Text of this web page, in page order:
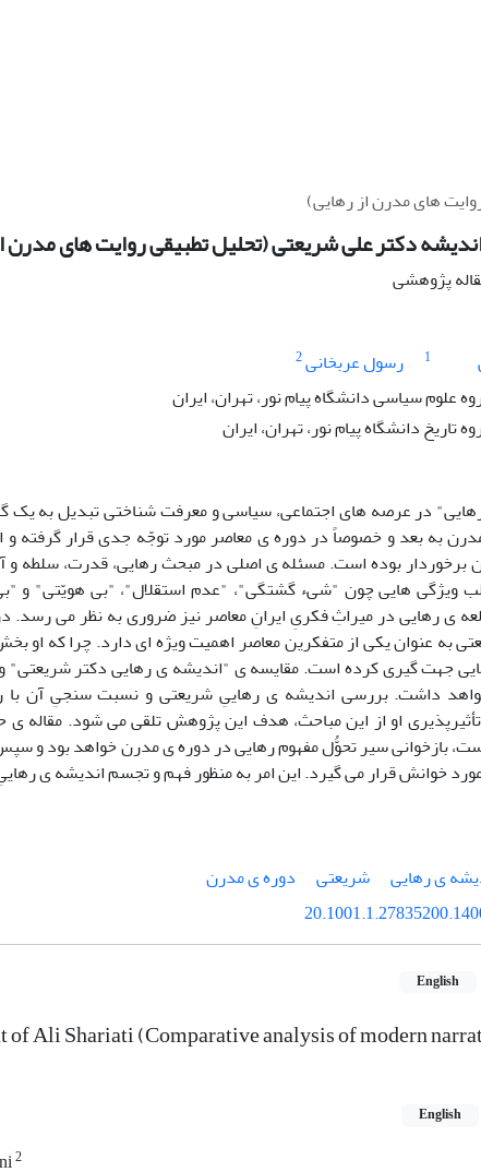
های مدرن از رهایی)
دکتر علی شریعتی (تحلیل تطبیقی روایت های مدرن
پژوهشی
1 رسول عربخانی2
علوم سیاسی دانشگاه پیام نور، تهران، ایران
تاریخ دانشگاه پیام نور، تهران، ایران
در عرصه های اجتماعی، سیاسی و معرفت شناختی تبدیل به یک
به بعد و خصوصاً در دوره ی معاصر مورد توجّه جدی قرار گرفته
برخوردار بوده است. مسئله ی اصلی در مبحث رهایی، قدرت، سلطه و
ویژگی هایی چون "شیء گشتگی"، "عدم استقلال"، "بی هویّتی" و
ی رهایی در میراثِ فکریِ ایرانِ معاصر نیز ضروری به نظر می رسد.
به عنوان یکی از متفکرین معاصر اهمیت ویژه ای دارد. چرا که او
جهت گیری کرده است. مقایسه ی "اندیشه ی رهایی دکتر شریعتی" و
داشت. بررسی اندیشه ی رهاییِ شریعتی و نسبت سنجیِ آن با
او از این مباحث، هدف این پژوهش تلقی می شود. مقاله
بازخوانی سیر تحوُّل مفهوم رهایی در دوره ی مدرن خواهد بود و
خوانش قرار می گیرد. این امر به منظور فهم و تجسم اندیشه ی
ی رهایی شریعتی
دوره ی مدرن
English
Ali Shariati (Comparative analysis of modern
English
2